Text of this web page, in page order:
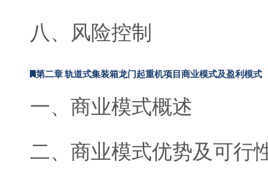
八、风险控制
第二章 轨道式集装箱龙门起重机项目商业模式及盈利模式
一、商业模式概述
二、商业模式优势及可行